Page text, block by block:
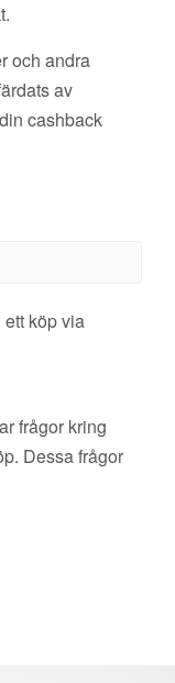
och andra
av
cashback
ett köp via
frågor kring
Dessa frågor